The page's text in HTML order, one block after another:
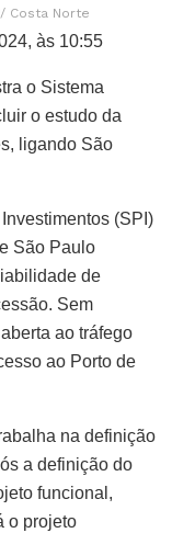
Costa Norte
às 10:55
o Sistema
o estudo da
ligando São
(SPI)
São Paulo
de
Sem
ao tráfego
ao Porto de
na definição
a definição do
funcional,
o projeto